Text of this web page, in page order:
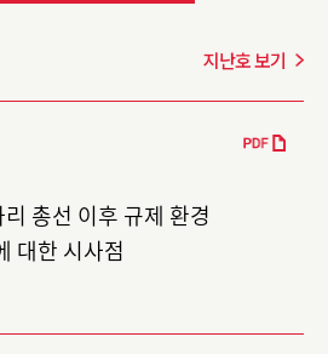
지난호 보기
총선 이후 규제 환경
대한 시사점